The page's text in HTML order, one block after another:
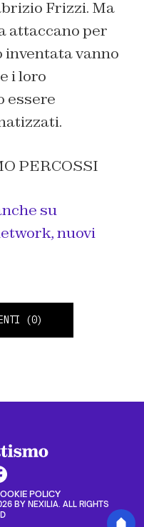
Frizzi. Ma
attaccano per
vanno
i loro
essere
PERCOSSI
su
nuovi
(0)
POLICY
BY NEXILIA. ALL RIGHTS